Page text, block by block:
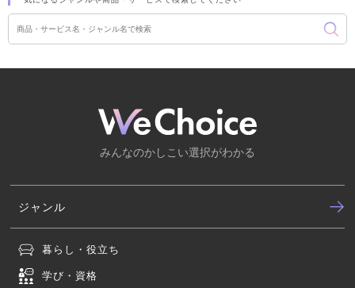
みんなのかしこい選択がわかる
ジャンル
暮らし・役立ち
学び・資格